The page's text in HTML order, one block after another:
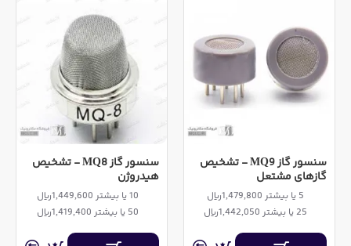
سنسور گاز MQ9 - تشخیص
گازهای مشتعل
5 یا بیشتر 1,479,800ریال
25 یا بیشتر 1,442,050ریال
سنسور گاز MQ8 - تشخیص
هیدروژن
10 یا بیشتر 1,449,600ریال
50 یا بیشتر 1,419,400ریال